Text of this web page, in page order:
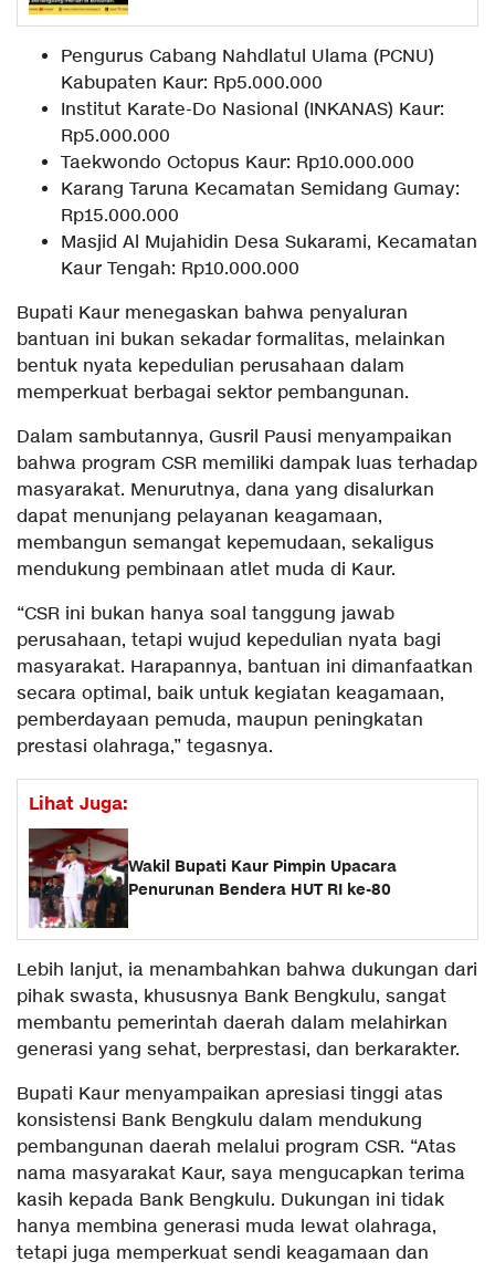
Pengurus Cabang Nahdlatul Ulama (PCNU)
Kabupaten Kaur: Rp5.000.000
Institut Karate-Do Nasional (INKANAS) Kaur:
Rp5.000.000
Taekwondo Octopus Kaur: Rp10.000.000
Karang Taruna Kecamatan Semidang Gumay:
Rp15.000.000
Masjid Al Mujahidin Desa Sukarami, Kecamatan
Kaur Tengah: Rp10.000.000
Bupati Kaur menegaskan bahwa penyaluran
bantuan ini bukan sekadar formalitas, melainkan
bentuk nyata kepedulian perusahaan dalam
memperkuat berbagai sektor pembangunan.
Dalam sambutannya, Gusril Pausi menyampaikan
bahwa program CSR memiliki dampak luas terhadap
masyarakat. Menurutnya, dana yang disalurkan
dapat menunjang pelayanan keagamaan,
membangun semangat kepemudaan, sekaligus
mendukung pembinaan atlet muda di Kaur.
“CSR ini bukan hanya soal tanggung jawab
perusahaan, tetapi wujud kepedulian nyata bagi
masyarakat. Harapannya, bantuan ini dimanfaatkan
secara optimal, baik untuk kegiatan keagamaan,
pemberdayaan pemuda, maupun peningkatan
prestasi olahraga,” tegasnya.
Lihat Juga:
Wakil Bupati Kaur Pimpin Upacara
Penurunan Bendera HUT RI ke-80
Lebih lanjut, ia menambahkan bahwa dukungan dari
pihak swasta, khususnya Bank Bengkulu, sangat
membantu pemerintah daerah dalam melahirkan
generasi yang sehat, berprestasi, dan berkarakter.
Bupati Kaur menyampaikan apresiasi tinggi atas
konsistensi Bank Bengkulu dalam mendukung
pembangunan daerah melalui program CSR. “Atas
nama masyarakat Kaur, saya mengucapkan terima
kasih kepada Bank Bengkulu. Dukungan ini tidak
hanya membina generasi muda lewat olahraga,
tetapi juga memperkuat sendi keagamaan dan